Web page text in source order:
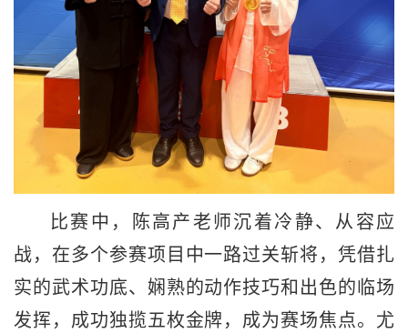
比赛中，陈高产老师沉着冷静、从容应
战，在多个参赛项目中一路过关斩将，凭借扎
实的武术功底、娴熟的动作技巧和出色的临场
发挥，成功独揽五枚金牌，成为赛场焦点。尤